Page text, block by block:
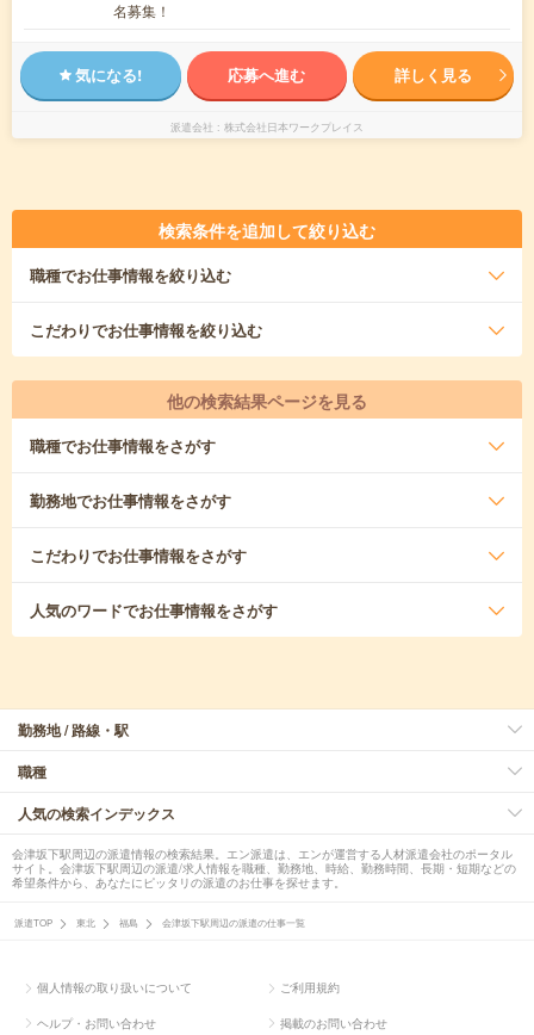
名募集！
気になる! 応募へ進む 詳しく見る
派遣会社 株式会社日本ワークプレイス
検索条件を追加して絞り込む
職種でお仕事情報を絞り込む
こだわりでお仕事情報を絞り込む
他の検索結果ページを見る
職種でお仕事情報をさがす
勤務地でお仕事情報をさがす
こだわりでお仕事情報をさがす
人気のワードでお仕事情報をさがす
勤務地 / 路線・駅
職種
人気の検索インデックス
会津坂下駅周辺の派遣情報の検索結果。エン派遣は、エンが運営する人材派遣会社のポータル
サイト。会津坂下駅周辺の派遣/求人情報を職種、勤務地、時給、勤務時間、長期・短期などの
希望条件から、あなたにピッタリの派遣のお仕事を探せます。
派遣TOP 東北 福島 会津坂下駅周辺の派遣の仕事一覧
個人情報の取り扱いについて ご利用規約
ヘルプ・お問い合わせ 掲載のお問い合わせ